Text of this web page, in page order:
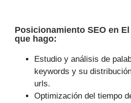
Posicionamiento SEO en
que hago:
Estudio y análisis de
keywords y su
urls.
Optimización del tiempo